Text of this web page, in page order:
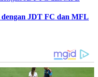
JDT FC dan MFL